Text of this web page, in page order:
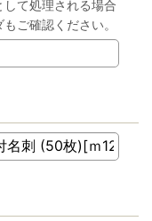
て処理される場合
ご確認ください。